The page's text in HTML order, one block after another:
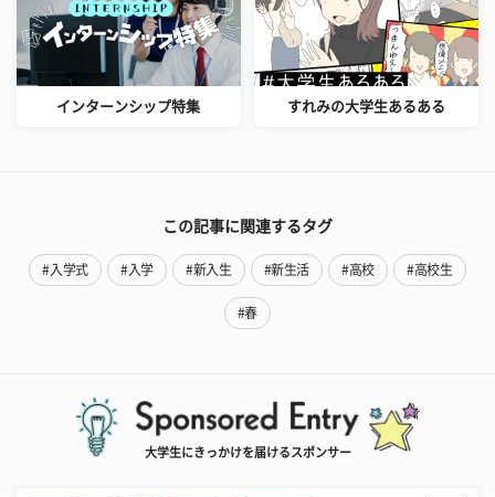
インターンシップ特集 すれみの大学生あるある
この記事に関連するタグ
#入学式 #入学 #新入生 #新生活 #高校 #高校生
#春
大学生にきっかけを届けるスポンサー